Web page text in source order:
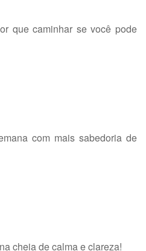
que caminhar se você pode
com mais sabedoria de
cheia de calma e clareza!